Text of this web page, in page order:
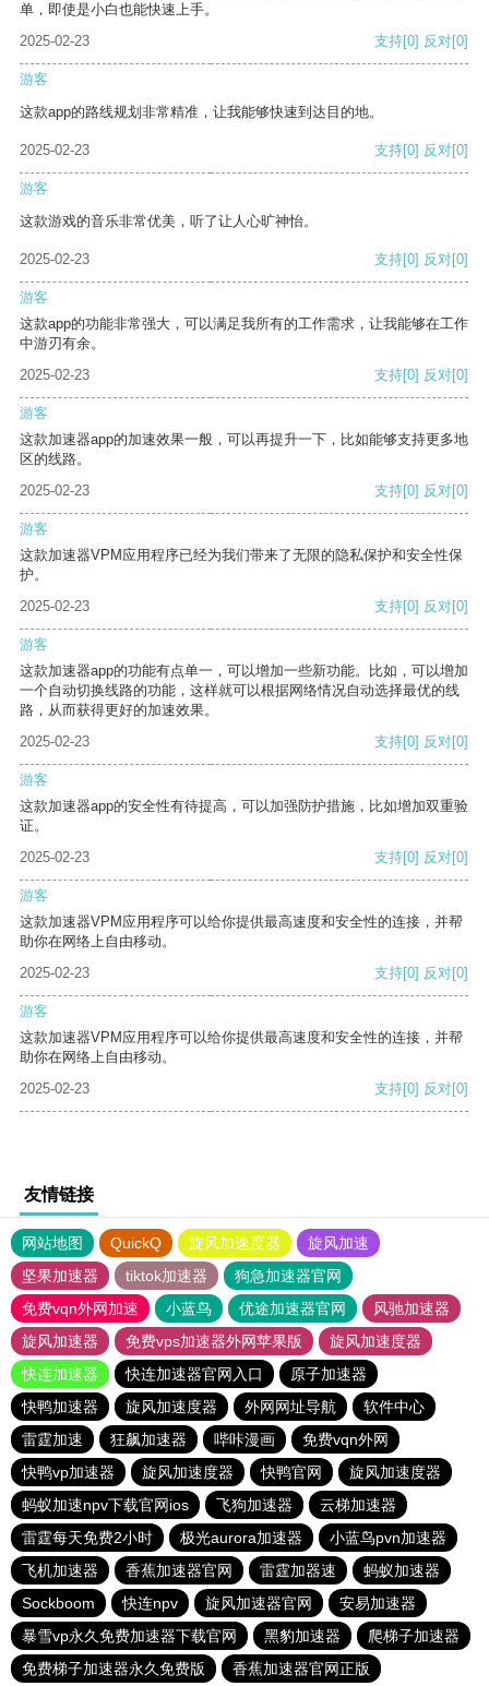
单，即使是小白也能快速上手。
2025-02-23
支持[0] 反对[0]
游客
这款app的路线规划非常精准，让我能够快速到达目的地。
2025-02-23 支持[0] 反对[0]
游客
这款游戏的音乐非常优美，听了让人心旷神怡。
2025-02-23 支持[0] 反对[0]
游客
这款app的功能非常强大，可以满足我所有的工作需求，让我能够在工作
中游刃有余。
2025-02-23
支持[0] 反对[0]
游客
这款加速器app的加速效果一般，可以再提升一下，比如能够支持更多地
区的线路。
2025-02-23
支持[0] 反对[0]
游客
这款加速器VPM应用程序已经为我们带来了无限的隐私保护和安全性保
护。
2025-02-23
支持[0] 反对[0]
游客
这款加速器app的功能有点单一，可以增加一些新功能。比如，可以增加
一个自动切换线路的功能，这样就可以根据网络情况自动选择最优的线
路，从而获得更好的加速效果。
2025-02-23
支持[0] 反对[0]
游客
这款加速器app的安全性有待提高，可以加强防护措施，比如增加双重验
证。
2025-02-23
支持[0] 反对[0]
游客
这款加速器VPM应用程序可以给你提供最高速度和安全性的连接，并帮
助你在网络上自由移动。
2025-02-23
支持[0] 反对[0]
游客
这款加速器VPM应用程序可以给你提供最高速度和安全性的连接，并帮
助你在网络上自由移动。
2025-02-23
支持[0] 反对[0]
友情链接
网站地图 QuickQ 旋风加速度器
旋风加速
坚果加速器
tiktok加速器
狗急加速器官网
免费vqn外网加速
小蓝鸟 优途加速器官网
风驰加速器
旋风加速器
免费vps加速器外网苹果版
旋风加速度器
快连加速器
快连加速器官网入口
原子加速器
快鸭加速器
旋风加速度器 外网网址导航
软件中心
雷霆加速
狂飙加速器 哔咔漫画
免费vqn外网
快鸭vp加速器
旋风加速度器 快鸭官网
旋风加速度器
蚂蚁加速npv下载官网ios
飞狗加速器
云梯加速器
雷霆每天免费2小时
极光aurora加速器
小蓝鸟pvn加速器
飞机加速器
香蕉加速器官网 雷霆加器速
蚂蚁加速器
Sockboom
快连npv 旋风加速器官网
安易加速器
暴雪vp永久免费加速器下载官网
黑豹加速器
爬梯子加速器
免费梯子加速器永久免费版
香蕉加速器官网正版